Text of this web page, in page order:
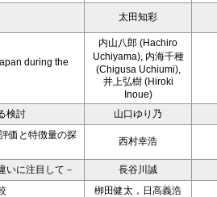
太田知彩
during the
内山八郎 (Hachiro
Uchiyama), 内海千種
(Chigusa Uchiumi),
井上弘樹 (Hiroki
Inoue)
検討 山口ゆり乃
価と特徴量の探
西村幸浩
いに注目して－
長谷川誠
栁田健太，日高義浩